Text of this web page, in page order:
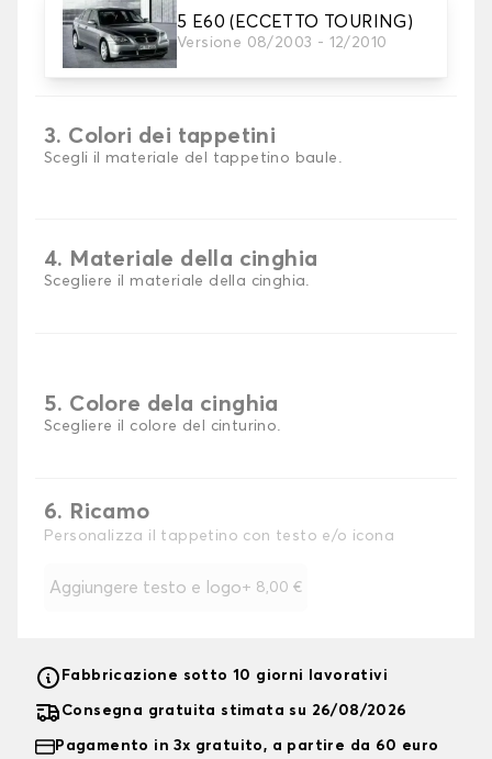
5 E60 (ECCETTO TOURING)
Versione 08/2003 - 12/2010
2. Materiale
scegli il materiale del tappetini per baule
3. Colori dei tappetini
Scegli il materiale del tappetino baule.
4. Materiale della cinghia
Scegliere il materiale della cinghia.
5. Colore dela cinghia
Scegliere il colore del cinturino.
6. Ricamo
Personalizza il tappetino con testo e/o icona
Aggiungere testo e logo+ 8,00 €
Fabbricazione sotto 10 giorni lavorativi
Consegna gratuita stimata su 26/08/2026
Pagamento in 3x gratuito, a partire da 60 euro